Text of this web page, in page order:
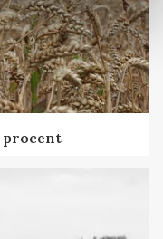
procent